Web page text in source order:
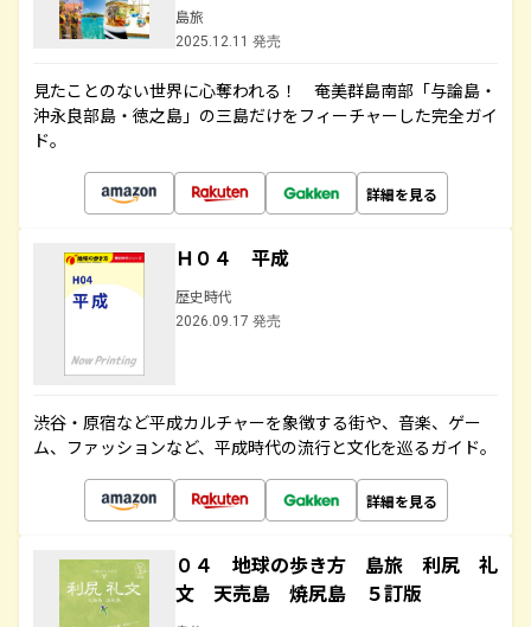
島旅
2025.12.11 発売
見たことのない世界に心奪われる！ 奄美群島南部「与論島・
沖永良部島・徳之島」の三島だけをフィーチャーした完全ガイ
ド。
詳細を見る
Ｈ０４ 平成
歴史時代
2026.09.17 発売
渋谷・原宿など平成カルチャーを象徴する街や、音楽、ゲー
ム、ファッションなど、平成時代の流行と文化を巡るガイド。
詳細を見る
０４ 地球の歩き方 島旅 利尻 礼
文 天売島 焼尻島 ５訂版